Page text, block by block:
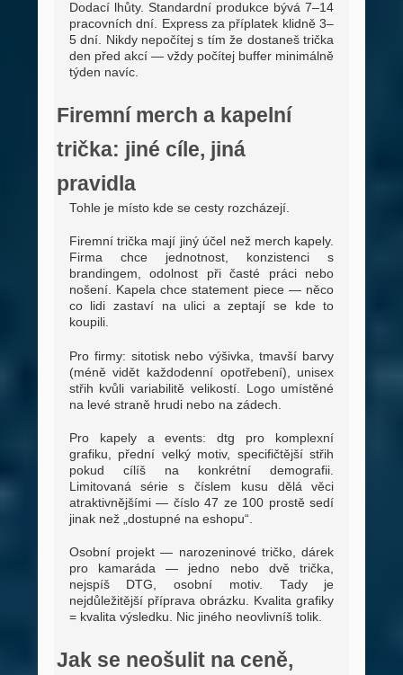
Dodací lhůty. Standardní produkce bývá 7–14
pracovních dní. Express za příplatek klidně 3–
5 dní. Nikdy nepočítej s tím že dostaneš trička
den před akcí — vždy počítej buffer minimálně
týden navíc.
Firemní merch a kapelní
trička: jiné cíle, jiná
pravidla
Tohle je místo kde se cesty rozcházejí.
Firemní trička mají jiný účel než merch kapely.
Firma chce jednotnost, konzistenci s
brandingem, odolnost při časté práci nebo
nošení. Kapela chce statement piece — něco
co lidi zastaví na ulici a zeptají se kde to
koupili.
Pro firmy: sitotisk nebo výšivka, tmavší barvy
(méně vidět každodenní opotřebení), unisex
střih kvůli variabilitě velikostí. Logo umístěné
na levé straně hrudi nebo na zádech.
Pro kapely a events: dtg pro komplexní
grafiku, přední velký motiv, specifičtější střih
pokud cílíš na konkrétní demografii.
Limitovaná série s číslem kusu dělá věci
atraktivnějšími — číslo 47 ze 100 prostě sedí
jinak než „dostupné na eshopu“.
Osobní projekt — narozeninové tričko, dárek
pro kamaráda — jedno nebo dvě trička,
nejspíš DTG, osobní motiv. Tady je
nejdůležitější příprava obrázku. Kvalita grafiky
= kvalita výsledku. Nic jiného neovlivníš tolik.
Jak se neošulit na ceně,